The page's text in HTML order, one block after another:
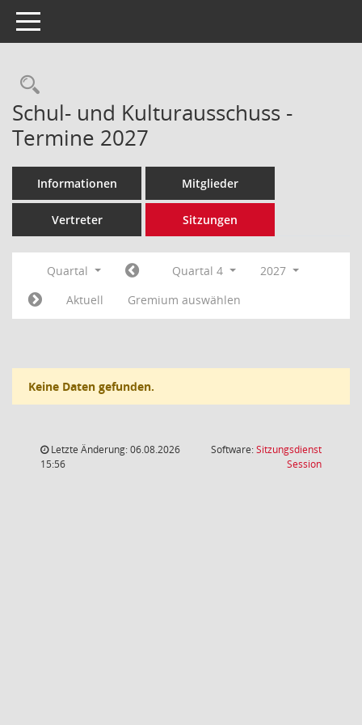
Toggle navigation
Rechercheauswahl
Schul- und Kulturausschuss -
Termine 2027
Informationen Mitglieder
Vertreter Sitzungen
Quartal Quartal 4
2027
Aktuell
Gremium auswählen
Keine Daten gefunden.
Letzte Änderung: 06.08.2026
15:56
Software:Sitzungsdienst
Session(Wird in